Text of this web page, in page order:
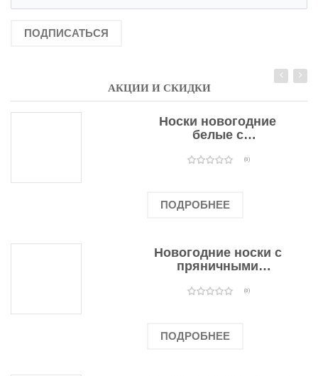
ПОДПИСАТЬСЯ
АКЦИИ И СКИДКИ
Носки новогодние
белые с
оленями(0)
ПОДРОБНЕЕ
Новогодние носки с
пряничными
(0)
ПОДРОБНЕЕ